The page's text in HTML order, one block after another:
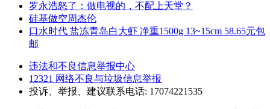
罗永浩怒了：做电视的，不配上天堂？
硅基做空周杰伦
口水时代 盐冻青岛白大虾 净重1500g 13~15cm 58.65元包
邮
违法和不良信息举报中心
12321 网络不良与垃圾信息举报
投诉、举报、建议联系电话: 17074221535